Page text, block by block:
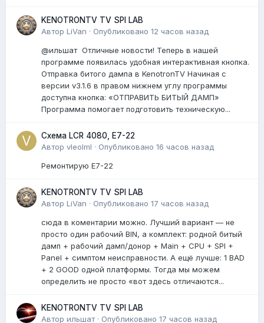
KENOTRONTV TV SPI LAB
Автор LiVan · Опубликовано 12 часов назад
@ильшат Отличные новости! Теперь в нашей
программе появилась удобная интерактивная кнопка.
Отправка битого дампа в KenotronTV Начиная с
версии v3.1.6 в правом нижнем углу программы
доступна кнопка: «ОТПРАВИТЬ БИТЫЙ ДАМП»
Программа помогает подготовить техническую...
Схема LCR 4080, E7-22
Автор vleolml · Опубликовано 16 часов назад
Ремонтирую E7-22
KENOTRONTV TV SPI LAB
Автор LiVan · Опубликовано 17 часов назад
сюда в коментарии можно. Лучший вариант — не
просто один рабочий BIN, а комплект: родной битый
дамп + рабочий дамп/донор + Main + CPU + SPI +
Panel + симптом неисправности. А ещё лучше: 1 BAD
+ 2 GOOD одной платформы. Тогда мы можем
определить не просто «вот здесь отличаются...
KENOTRONTV TV SPI LAB
Автор ильшат· Опубликовано 17 часов назад